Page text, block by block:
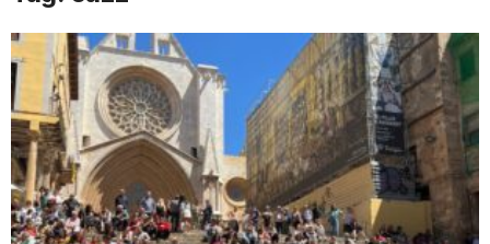
o
C